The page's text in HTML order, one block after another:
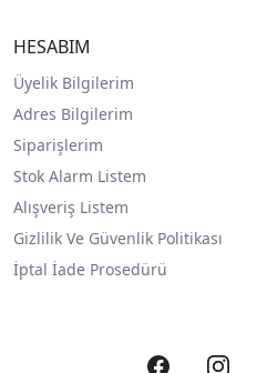
HESABIM
Üyelik Bilgilerim
Adres Bilgilerim
Siparişlerim
Stok Alarm Listem
Alışveriş Listem
Gizlilik Ve Güvenlik Politikası
İptal İade Prosedürü